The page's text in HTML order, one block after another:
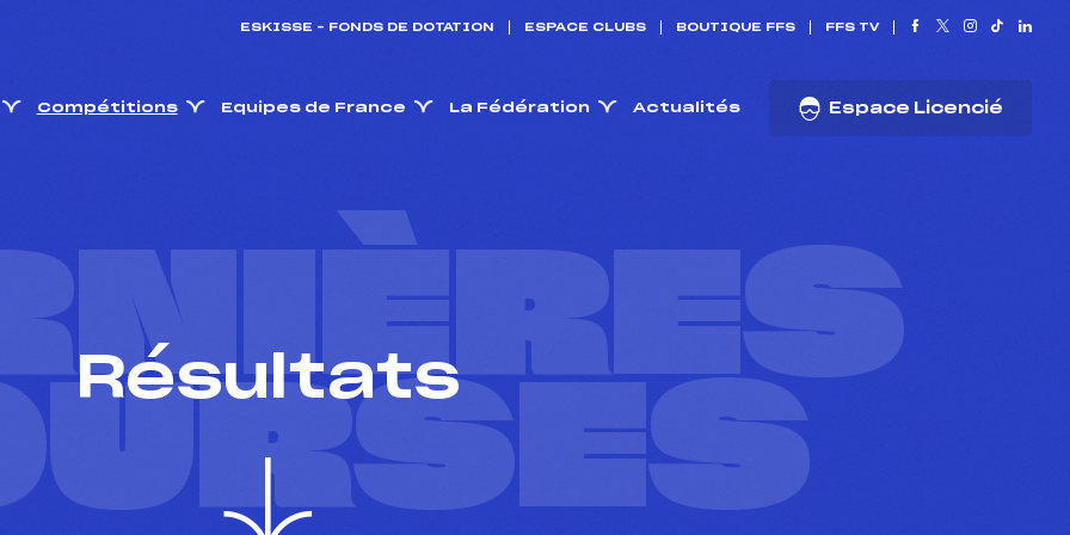
ESKISSE – FONDS DE DOTATION ESPACE CLUBS BOUTIQUE FFS FFS TV
Compétitions Equipes de France La Fédération Actualités Espace Licencié
Résultats